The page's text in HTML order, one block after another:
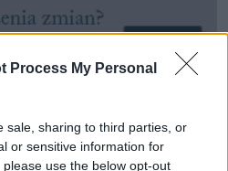
Process My Personal
sale, sharing to third parties, or
or sensitive information for
use the below opt-out